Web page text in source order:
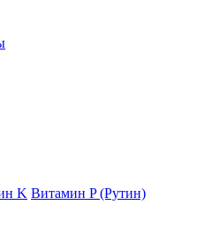
K Витамин P (Рутин)